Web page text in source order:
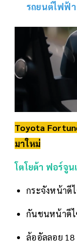
รถยนต์ไฟฟ้
Toyota
มาใหม่
โตโยต้า ฟอร์จูน
กระจังหน้าดี
กันชนหน้าดี
ล้ออัลลอย